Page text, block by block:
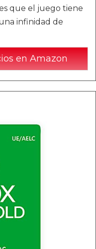
que el juego tiene
infinidad de
en Amazon